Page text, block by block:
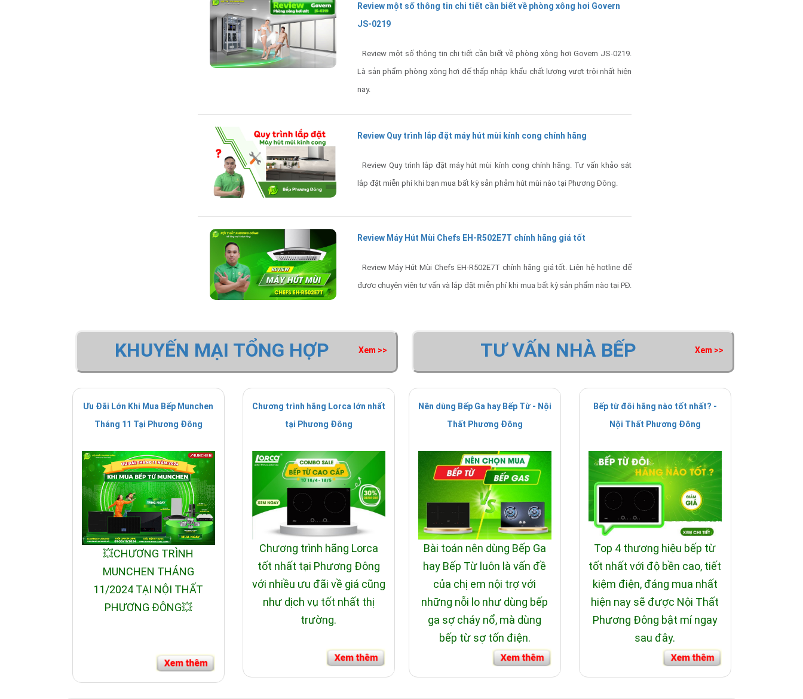
Review một số thông tin chi tiết cần biết về phòng xông hơi Govern
JS-0219
Review một số thông tin chi tiết cần biết về phòng xông hơi Govern JS-0219.
Là sản phẩm phòng xông hơi đế thấp nhập khẩu chất lượng vượt trội nhất hiện
nay.
Review Quy trình lắp đặt máy hút mùi kính cong chính hãng
Review Quy trình lắp đặt máy hút mùi kính cong chính hãng. Tư vấn khảo sát
lắp đặt miễn phí khi bạn mua bất kỳ sản phảm hút mùi nào tại Phương Đông.
Review Máy Hút Mùi Chefs EH-R502E7T chính hãng giá tốt
Review Máy Hút Mùi Chefs EH-R502E7T chính hãng giá tốt. Liên hệ hotline để
được chuyên viên tư vấn và lắp đặt miễn phí khi mua bất kỳ sản phẩm nào tại PĐ.
KHUYẾN MẠI TỔNG HỢP Xem >>
Ưu Đãi Lớn Khi Mua Bếp Munchen
Tháng 11 Tại Phương Đông
💥CHƯƠNG TRÌNH
MUNCHEN THÁNG
11/2024 TẠI NỘI THẤT
PHƯƠNG ĐÔNG💥
Chương trình hãng Lorca lớn nhất
tại Phương Đông
Chương trình hãng Lorca
tốt nhất tại Phương Đông
với nhiều ưu đãi về giá cũng
như dịch vụ tốt nhất thị
trường.
TƯ VẤN NHÀ BẾP Xem >>
Nên dùng Bếp Ga hay Bếp Từ - Nội
Thất Phương Đông
Bài toán nên dùng Bếp Ga
hay Bếp Từ luôn là vấn đề
của chị em nội trợ với
những nỗi lo như dùng bếp
ga sợ cháy nổ, mà dùng
bếp từ sợ tốn điện.
Bếp từ đôi hãng nào tốt nhất? -
Nội Thất Phương Đông
Top 4 thương hiệu bếp từ
tốt nhất với độ bền cao, tiết
kiệm điện, đáng mua nhất
hiện nay sẽ được Nội Thất
Phương Đông bật mí ngay
sau đây.